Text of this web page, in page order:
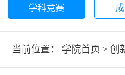
学科竞赛
当前位置： 学院首页 > 创